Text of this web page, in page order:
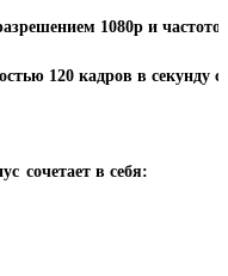
1080p и
120 кадров в секунду
сочетает в себя: